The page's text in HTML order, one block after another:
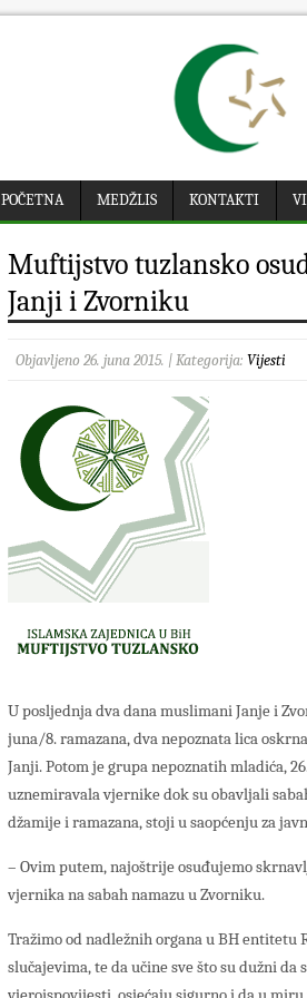
POČETNA MEDŽLIS KONTAKTI
Muftijstvo tuzlansko
Janji i Zvorniku
Objavljeno 26. juna 2015. | Kategorija: Vijesti
U posljednja dva dana muslimani Janje i
juna/8. ramazana, dva nepoznata lica
Janji. Potom je grupa nepoznatih mladića,
uznemiravala vjernike dok su obavljali
džamije i ramazana, stoji u saopćenju za
– Ovim putem, najoštrije osuđujemo
vjernika na sabah namazu u Zvorniku.
Tražimo od nadležnih organa u BH entitetu
slučajevima, te da učine sve što su dužni